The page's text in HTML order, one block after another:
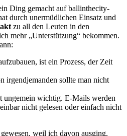
Ding gemacht auf ballinthecity-
durch unermüdlichen Einsatz und
zu all den Leuten in den
mehr „Unterstützung“ bekommen.
ist ein Prozess, der Zeit
irgendjemanden sollte man nicht
ungemein wichtig. E-Mails werden
nicht gelesen oder einfach nicht
weil ich davon ausging,